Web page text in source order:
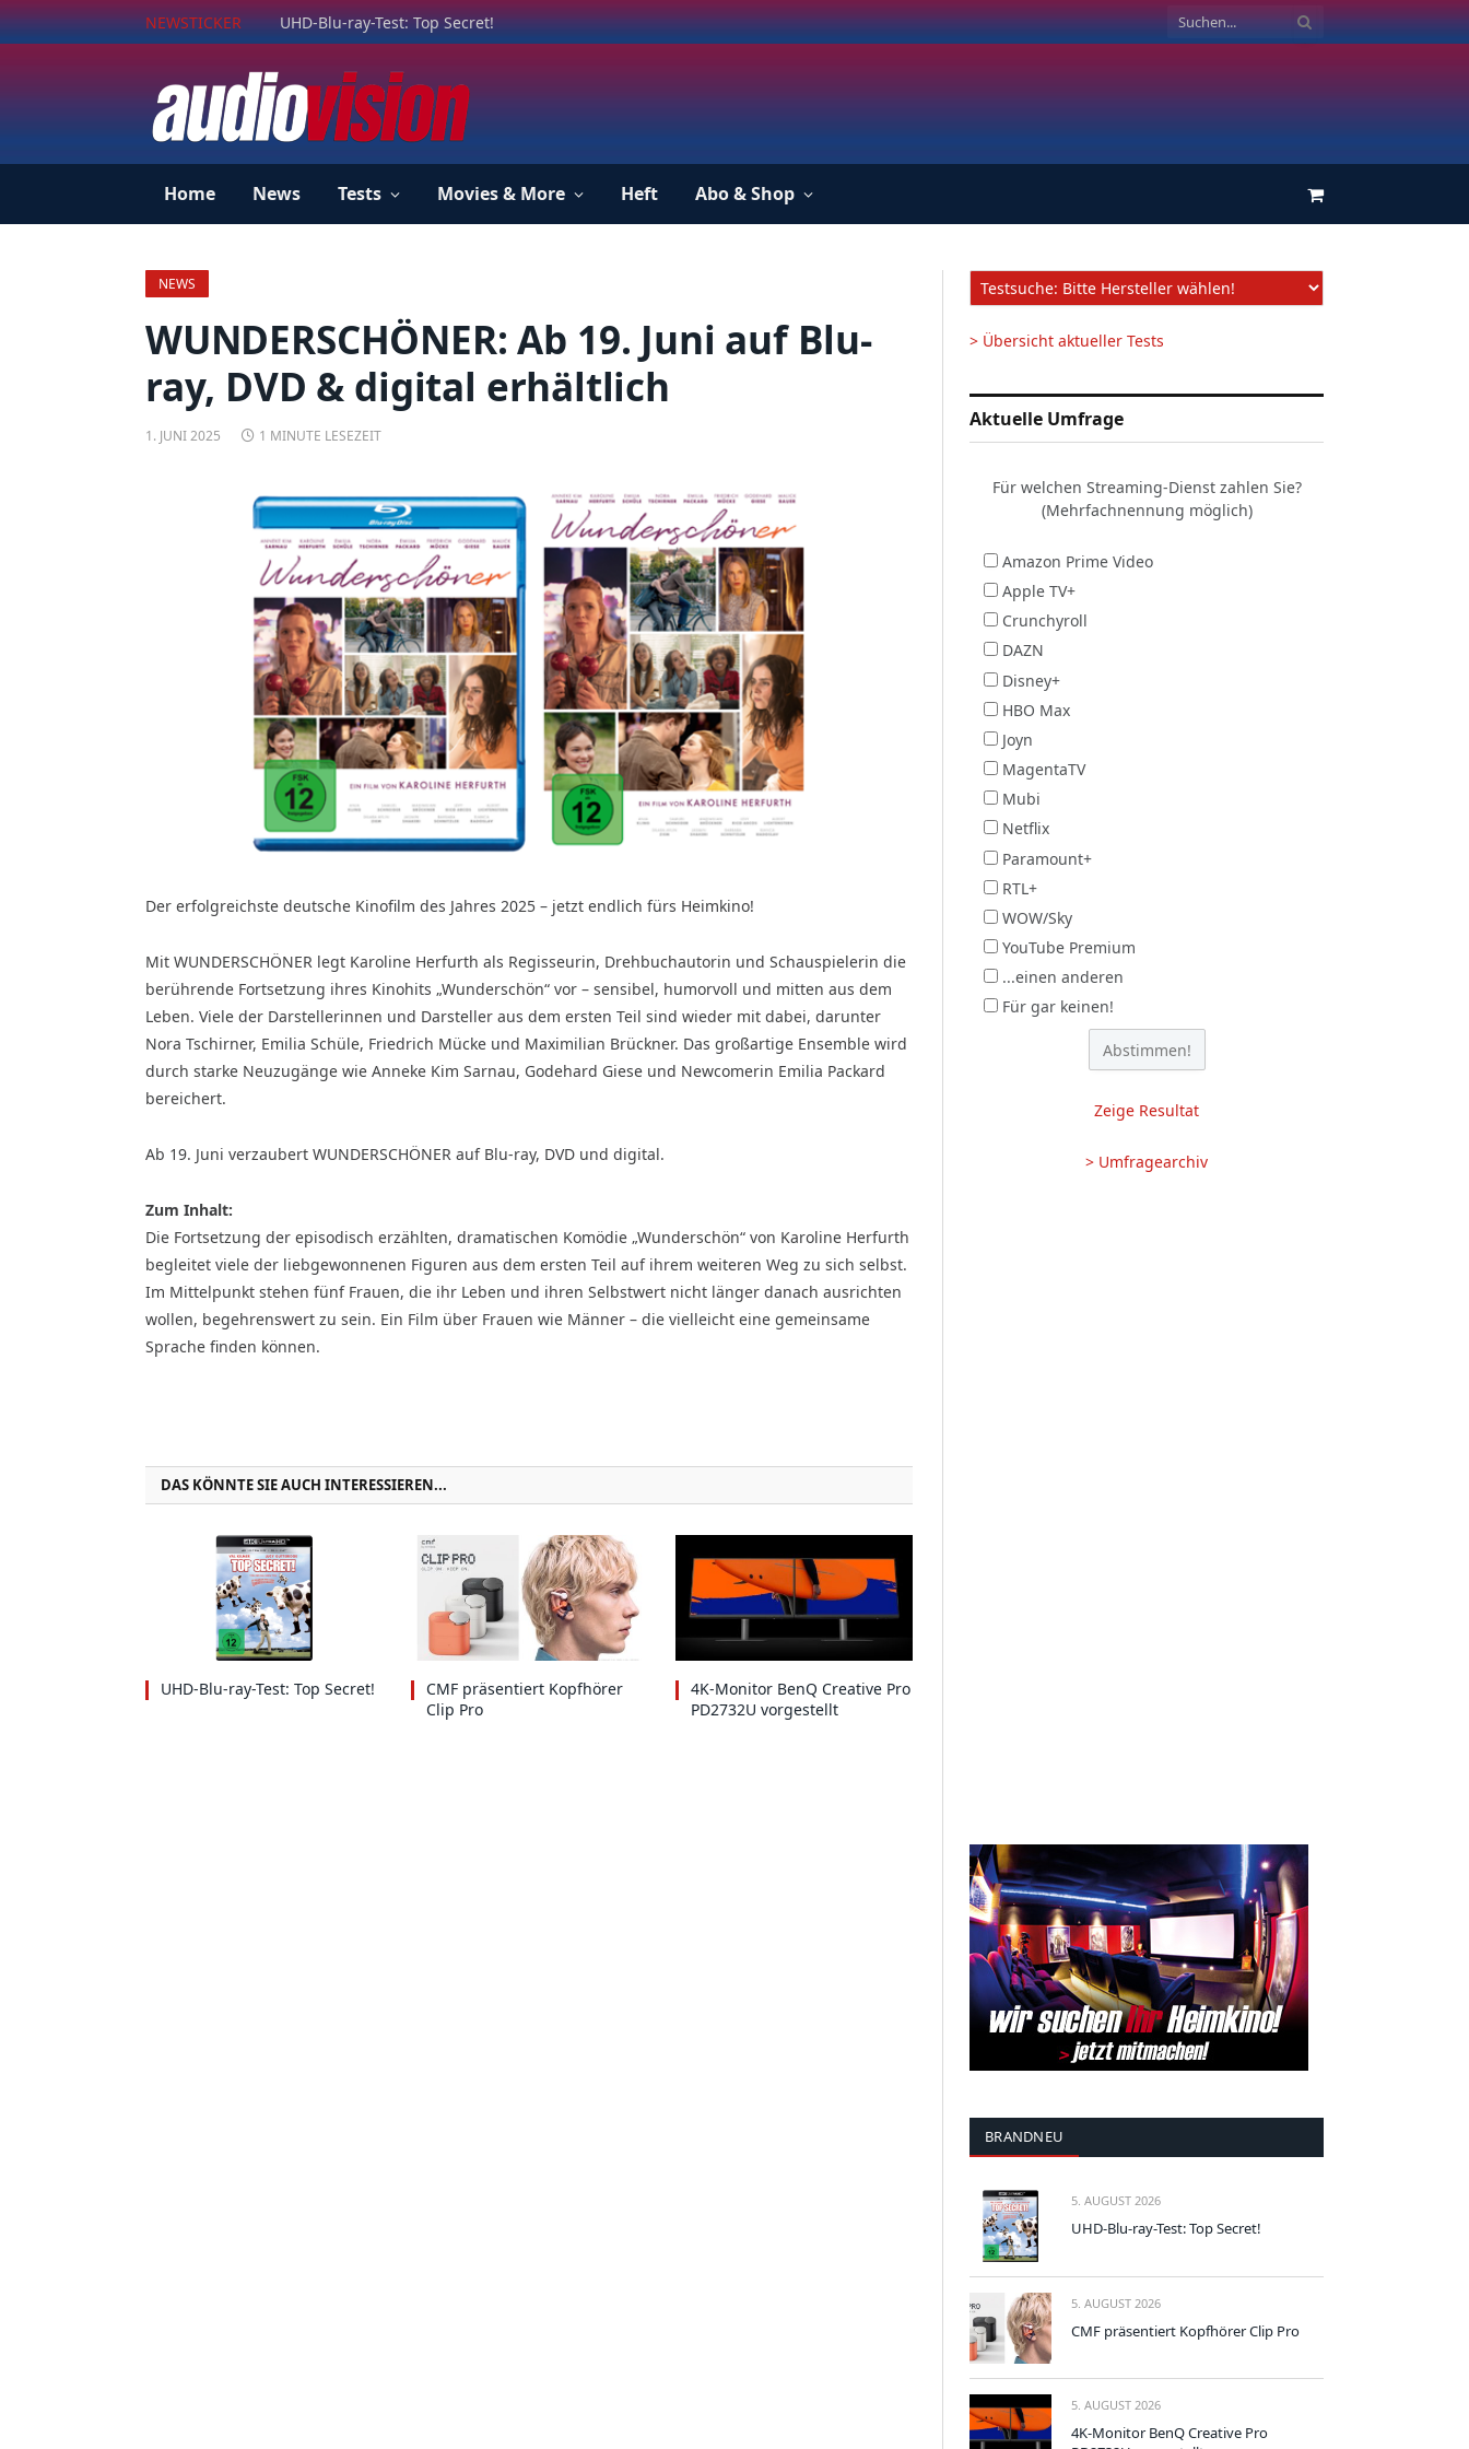
NEWSTICKER UHD-Blu-ray-Test: Top Secret!
Home News Tests Movies & More Heft Abo & Shop Einkaufswagen
NEWS
WUNDERSCHÖNER: Ab 19. Juni auf Blu-
ray, DVD & digital erhältlich
1. JUNI 2025 1 MINUTE LESEZEIT
Der erfolgreichste deutsche Kinofilm des Jahres 2025 – jetzt endlich fürs Heimkino!
Mit WUNDERSCHÖNER legt Karoline Herfurth als Regisseurin, Drehbuchautorin und Schauspielerin die
berührende Fortsetzung ihres Kinohits „Wunderschön“ vor – sensibel, humorvoll und mitten aus dem
Leben. Viele der Darstellerinnen und Darsteller aus dem ersten Teil sind wieder mit dabei, darunter
Nora Tschirner, Emilia Schüle, Friedrich Mücke und Maximilian Brückner. Das großartige Ensemble wird
durch starke Neuzugänge wie Anneke Kim Sarnau, Godehard Giese und Newcomerin Emilia Packard
bereichert.
Ab 19. Juni verzaubert WUNDERSCHÖNER auf Blu-ray, DVD und digital.
Zum Inhalt:
Die Fortsetzung der episodisch erzählten, dramatischen Komödie „Wunderschön“ von Karoline Herfurth
begleitet viele der liebgewonnenen Figuren aus dem ersten Teil auf ihrem weiteren Weg zu sich selbst.
Im Mittelpunkt stehen fünf Frauen, die ihr Leben und ihren Selbstwert nicht länger danach ausrichten
wollen, begehrenswert zu sein. Ein Film über Frauen wie Männer – die vielleicht eine gemeinsame
Sprache finden können.
DAS KÖNNTE SIE AUCH INTERESSIEREN...
UHD-Blu-ray-Test: Top Secret!
CMF präsentiert Kopfhörer
Clip Pro
4K-Monitor BenQ Creative Pro
PD2732U vorgestellt
> Übersicht aktueller Tests
Aktuelle Umfrage
Für welchen Streaming-Dienst zahlen Sie?
(Mehrfachnennung möglich)
Amazon Prime Video
Apple TV+
Crunchyroll
DAZN
Disney+
HBO Max
Joyn
MagentaTV
Mubi
Netflix
Paramount+
RTL+
WOW/Sky
YouTube Premium
...einen anderen
Für gar keinen!
Zeige Resultat
> Umfragearchiv
BRANDNEU
5. AUGUST 2026
UHD-Blu-ray-Test: Top Secret!
5. AUGUST 2026
CMF präsentiert Kopfhörer Clip Pro
5. AUGUST 2026
4K-Monitor BenQ Creative Pro